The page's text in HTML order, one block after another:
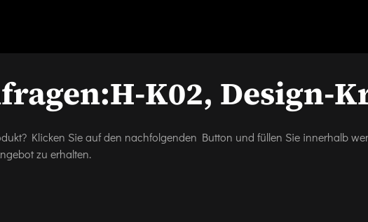
H-K02, Design-
Klicken Sie auf den nachfolgenden Button und füllen Sie innerhalb
zu erhalten.